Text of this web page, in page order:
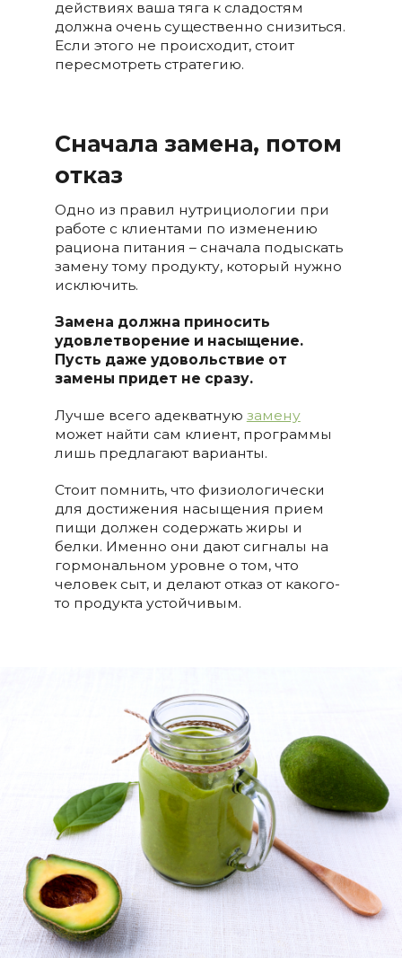
действиях ваша тяга к сладостям
должна очень существенно снизиться.
Если этого не происходит, стоит
пересмотреть стратегию.
Сначала замена, потом
отказ
Одно из правил нутрициологии при
работе с клиентами по изменению
рациона питания – сначала подыскать
замену тому продукту, который нужно
исключить.
Замена должна приносить
удовлетворение и насыщение.
Пусть даже удовольствие от
замены придет не сразу.
Лучше всего адекватную замену
может найти сам клиент, программы
лишь предлагают варианты.
Стоит помнить, что физиологически
для достижения насыщения прием
пищи должен содержать жиры и
белки. Именно они дают сигналы на
гормональном уровне о том, что
человек сыт, и делают отказ от какого-
то продукта устойчивым.